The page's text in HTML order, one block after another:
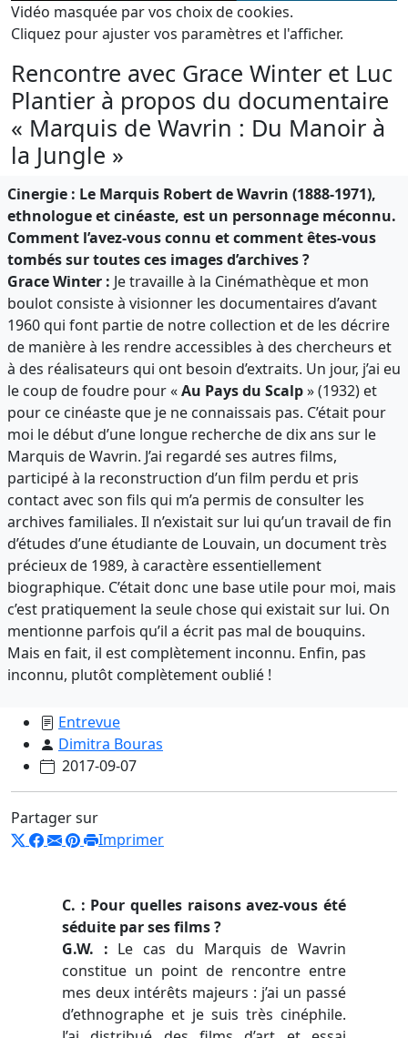
Vidéo masquée par vos choix de cookies.
Cliquez pour ajuster vos paramètres et l'afficher.
Rencontre avec Grace Winter et Luc
Plantier à propos du documentaire
« Marquis de Wavrin : Du Manoir à
la Jungle »
Cinergie : Le Marquis Robert de Wavrin (1888-1971),
ethnologue et cinéaste, est un personnage méconnu.
Comment l’avez-vous connu et comment êtes-vous
tombés sur toutes ces images d’archives ?
Grace Winter : Je travaille à la Cinémathèque et mon
boulot consiste à visionner les documentaires d’avant
1960 qui font partie de notre collection et de les décrire
de manière à les rendre accessibles à des chercheurs et
à des réalisateurs qui ont besoin d’extraits. Un jour, j’ai eu
le coup de foudre pour «Au Pays du Scalp» (1932) et
pour ce cinéaste que je ne connaissais pas. C’était pour
moi le début d’une longue recherche de dix ans sur le
Marquis de Wavrin. J’ai regardé ses autres films,
participé à la reconstruction d’un film perdu et pris
contact avec son fils qui m’a permis de consulter les
archives familiales. Il n’existait sur lui qu’un travail de fin
d’études d’une étudiante de Louvain, un document très
précieux de 1989, à caractère essentiellement
biographique. C’était donc une base utile pour moi, mais
c’est pratiquement la seule chose qui existait sur lui. On
mentionne parfois qu’il a écrit pas mal de bouquins.
Mais en fait, il est complètement inconnu. Enfin, pas
inconnu, plutôt complètement oublié !
Entrevue
Dimitra Bouras
2017-09-07
Partager sur
Imprimer
C. : Pour quelles raisons avez-vous été
séduite par ses films ?
G.W. : Le cas du Marquis de Wavrin
constitue un point de rencontre entre
mes deux intérêts majeurs : j’ai un passé
d’ethnographe et je suis très cinéphile.